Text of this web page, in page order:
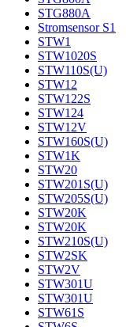
STG880A
Stromsensor S1
STW1
STW1020S
STW110S(U)
STW12
STW122S
STW124
STW12V
STW160S(U)
STW1K
STW20
STW201S(U)
STW205S(U)
STW20K
STW20K
STW210S(U)
STW2SK
STW2V
STW301U
STW301U
STW61S